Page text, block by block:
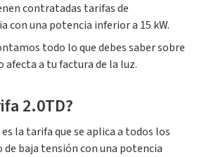
contratadas tarifas de
con una potencia inferior a 15 kW.
todo lo que debes saber sobre
afecta a tu factura de la luz.
2.0TD?
la tarifa que se aplica a todos los
baja tensión con una potencia